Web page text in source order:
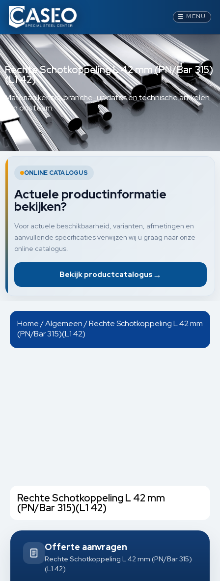
☰ MENU
Rechte Schotkoppeling L 42 mm (PN/Bar 315)
(L1 42)
Materiaalkennis, branche-updates en technische artikelen
van ons team.
ONLINE CATALOGUS
Actuele productinformatie
bekijken?
Voor actuele beschikbaarheid, varianten, afmetingen en
aanvullende specificaties verwijzen wij u graag naar onze
online catalogus.
Bekijk productcatalogus →
Home/Algemeen/ Rechte Schotkoppeling L 42 mm
(PN/Bar 315)(L1 42)
Rechte Schotkoppeling L 42 mm
(PN/Bar 315)(L1 42)
Offerte aanvragen
Rechte Schotkoppeling L 42 mm (PN/Bar 315)
(L1 42)